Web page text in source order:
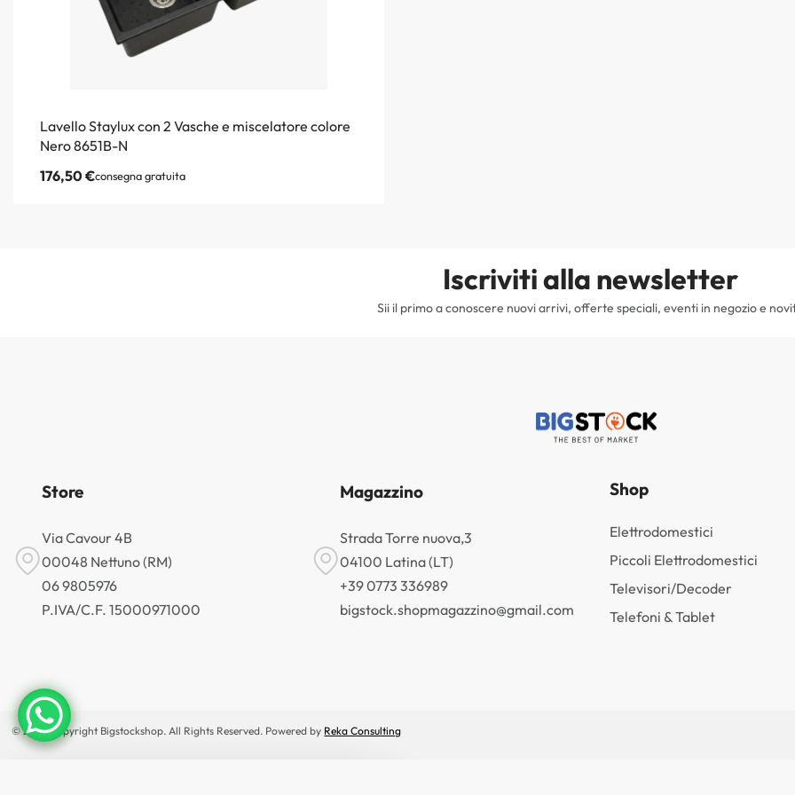
Lavello Staylux con 2 Vasche e miscelatore colore
Nero 8651B-N
176,50€consegna gratuita
Iscriviti alla newsletter
Sii il primo a conoscere nuovi arrivi, offerte speciali, eventi in negozio e
Store
Via Cavour 4B
00048 Nettuno (RM)
06 9805976
P.IVA/C.F. 15000971000
Magazzino
Strada Torre nuova,3
04100 Latina (LT)
+39 0773 336989
bigstock.shopmagazzino@gmail.com
Shop
Elettrodomestici
Piccoli Elettrodomestici
Televisori/Decoder
Telefoni & Tablet
© 2026 Copyright Bigstockshop. All Rights Reserved. Powered by Reka Consulting